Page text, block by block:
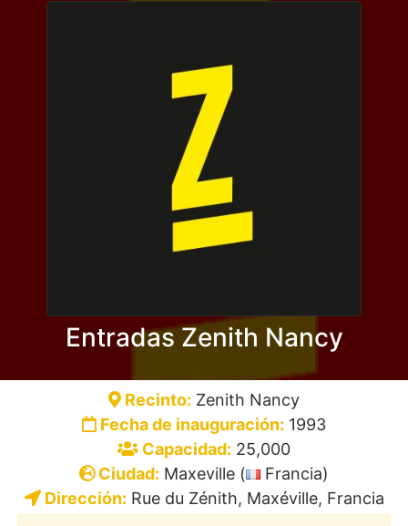
Entradas Zenith Nancy
Recinto: Zenith Nancy
Fecha de inauguración: 1993
Capacidad: 25,000
Ciudad: Maxeville (
Francia)
Dirección: Rue du Zénith, Maxéville, Francia